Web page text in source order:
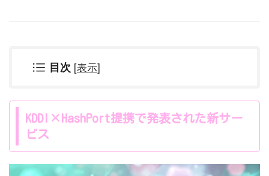
目次 [表示]
KDDI×HashPort提携で発表された新サー
ビス